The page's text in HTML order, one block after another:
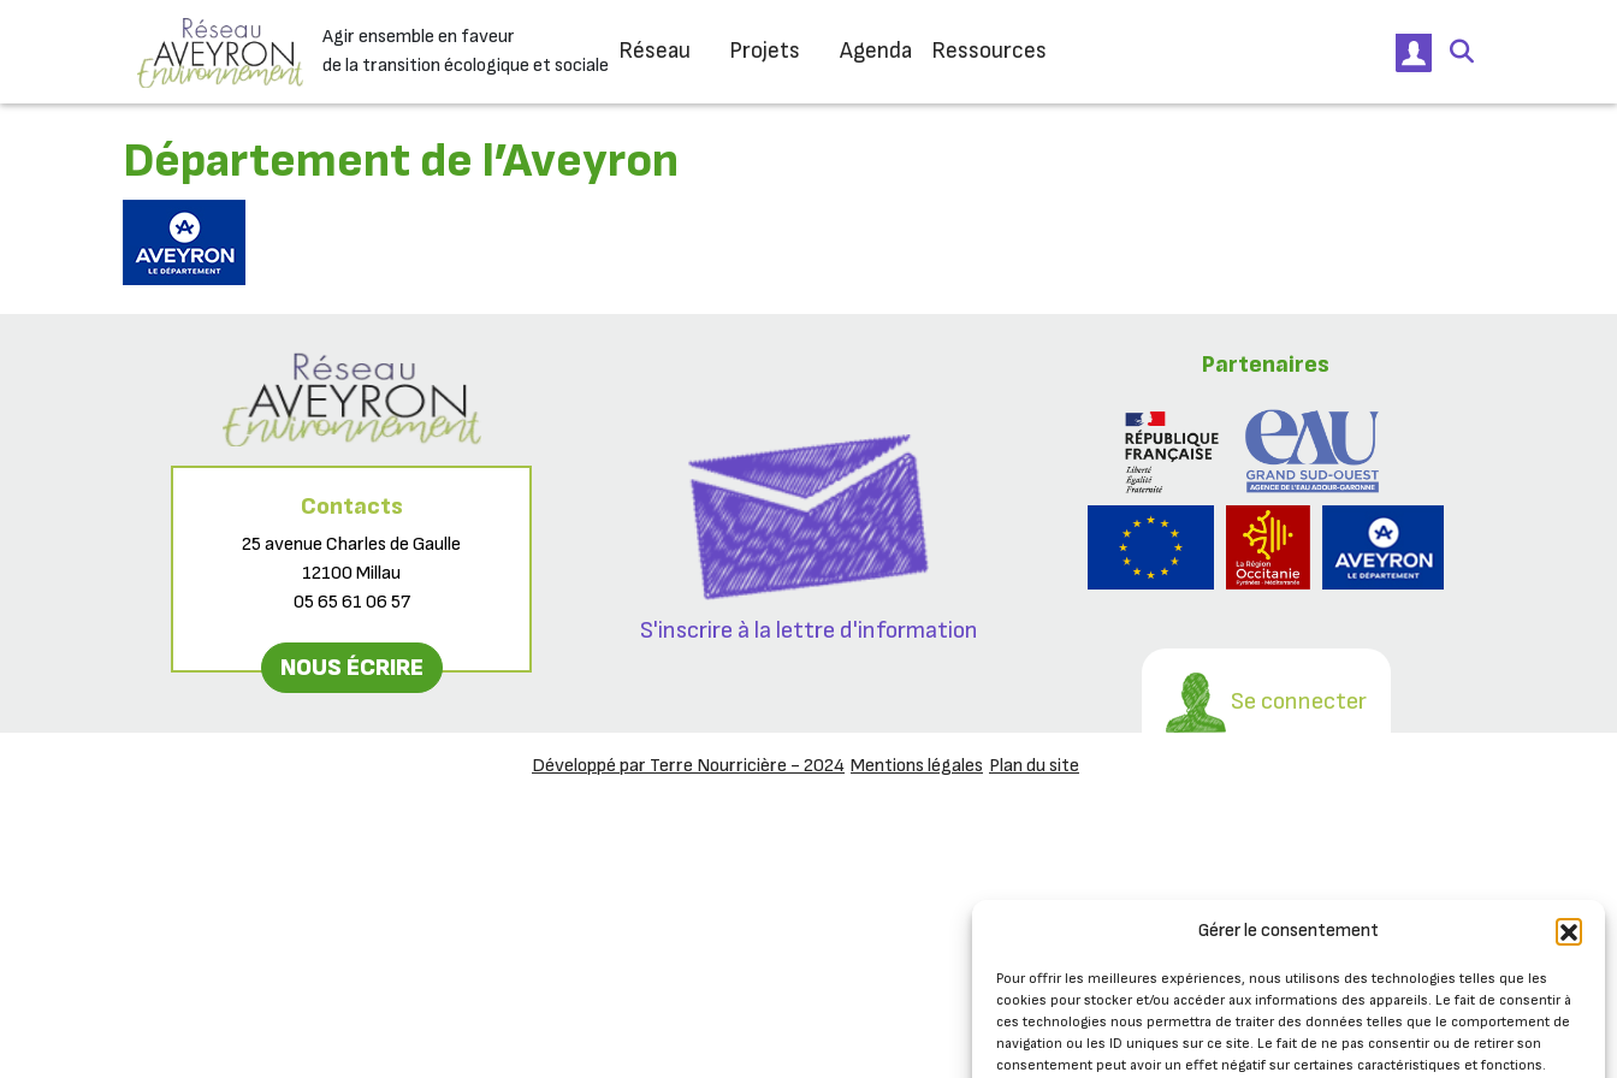
Gérer le consentement
Pour offrir les meilleures expériences, nous utilisons des technologies telles que les
cookies pour stocker et/ou accéder aux informations des appareils. Le fait de consentir à
ces technologies nous permettra de traiter des données telles que le comportement de
navigation ou les ID uniques sur ce site. Le fait de ne pas consentir ou de retirer son
consentement peut avoir un effet négatif sur certaines caractéristiques et fonctions.
Navigation principale
Agir ensemble en faveur
de la transition écologique et sociale
Réseau Projets Agenda Ressources
Département de l’Aveyron
Contacts
25 avenue Charles de Gaulle
12100 Millau
05 65 61 06 57
NOUS ÉCRIRE
S'inscrire à la lettre d'information
Partenaires
Se connecter
Développé par Terre Nourricière - 2024 Mentions légales Plan du site